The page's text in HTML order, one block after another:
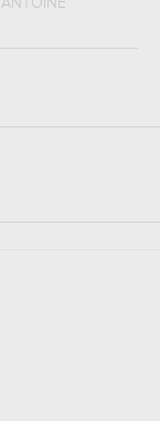
ANTOINE